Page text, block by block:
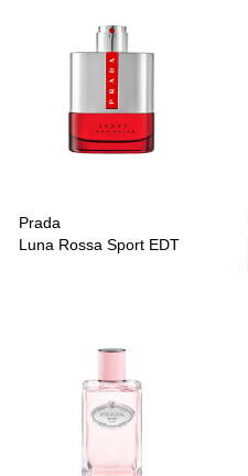
Prada
Luna Rossa Sport EDT